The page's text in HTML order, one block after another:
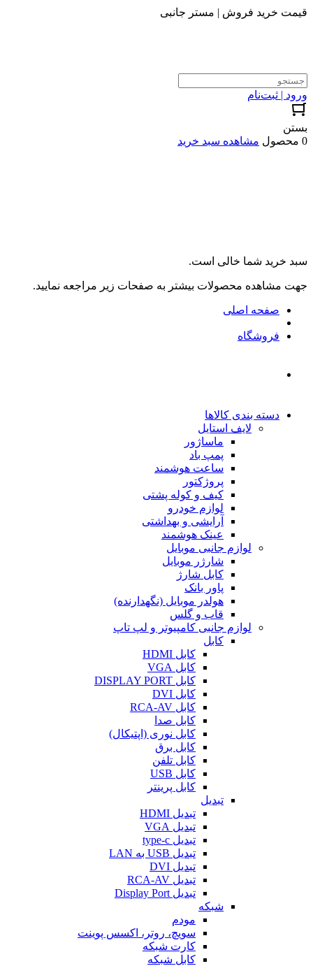
قیمت خرید فروش | مستر جانبی
ورود | ثبت‌نام
بستن
0 محصول
مشاهده سبد خرید
سبد خرید شما خالی است.
جهت مشاهده محصولات بیشتر به صفحات زیر مراجعه نمایید.
صفحه اصلی
فروشگاه
دسته بندی کالاها
لایف استایل
ماساژور
پمپ باد
ساعت هوشمند
پروژکتور
کیف و کوله پشتی
لوازم خودرو
آرایشی و بهداشتی
عینک هوشمند
لوازم جانبی موبایل
شارژر موبایل
کابل شارژ
پاور بانک
هولدر موبایل (نگهدارنده)
قاب و گلس
لوازم جانبی کامپیوتر و لپ تاپ
کابل
کابل HDMI
کابل VGA
کابل DISPLAY PORT
کابل DVI
کابل RCA-AV
کابل صدا
کابل نوری (اپتیکال)
کابل برق
کابل تلفن
کابل USB
کابل پرینتر
تبدیل
تبدیل HDMI
تبدیل VGA
تبدیل type-c
تبدیل USB به LAN
تبدیل DVI
تبدیل RCA-AV
تبدیل Display Port
شبکه
مودم
سویچ، روتر، اکسس پوینت
کارت شبکه
کابل شبکه